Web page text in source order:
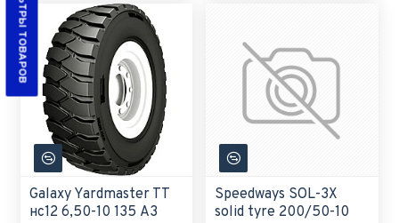
Galaxy Yardmaster TT
нс12 6,50-10 135 A3
Speedways SOL-3X
solid tyre 200/50-10
ФИЛЬТРЫ ТОВАРОВ